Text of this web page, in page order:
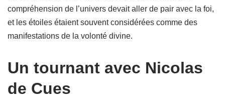
compréhension de l’univers devait aller de pair avec la foi,
et les étoiles étaient souvent considérées comme des
manifestations de la volonté divine.
Un tournant avec Nicolas
de Cues